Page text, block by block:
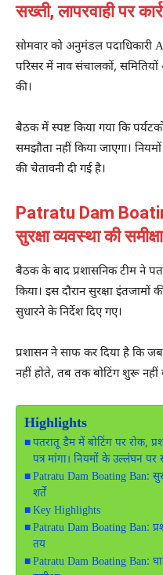
सख्ती, लापरवाही पर
सोमवार को अनुमंडल पदाधिकारी
परिसर में नाव संचालकों,
की।
बैठक में स्पष्ट किया गया कि
समझौता नहीं किया जाएगा।
की चेतावनी दी गई है।
Patratu Dam
सुरक्षा व्यवस्था की समीक्षा
बैठक के बाद प्रशासनिक टीम ने
किया। इस दौरान सुरक्षा
सुधारने के निर्देश दिए गए।
प्रशासन ने साफ कर दिया है कि
नहीं होते, तब तक बोटिंग शुरू नहीं
Highlights
पतरातू डैम में बोटिंग पर रोक,
पत्र मांगा। नियमों के उल्लंघन पर
Patratu Dam Boating Ban:
शर्तें
Key Highlights
Patratu Dam Boating Ban:
तय
Patratu Dam Boating Ban: